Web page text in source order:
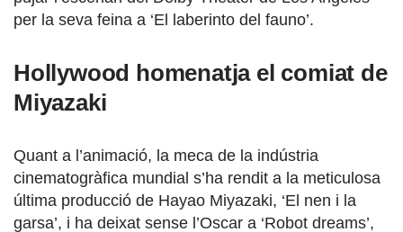
per la seva feina a ‘El laberinto del fauno’.
Hollywood homenatja el comiat de
Miyazaki
Quant a l’animació, la meca de la indústria
cinematogràfica mundial s’ha rendit a la meticulosa
última producció de Hayao Miyazaki, ‘El nen i la
garsa’, i ha deixat sense l’Oscar a ‘Robot dreams’,